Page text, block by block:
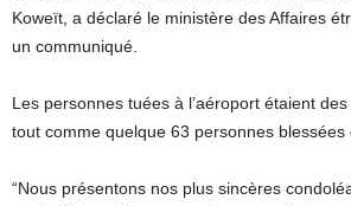
Koweït, a déclaré le ministère des Affaires
un communiqué.
Les personnes tuées à l’aéroport étaient
tout comme quelque 63 personnes blessées
“Nous présentons nos plus sincères